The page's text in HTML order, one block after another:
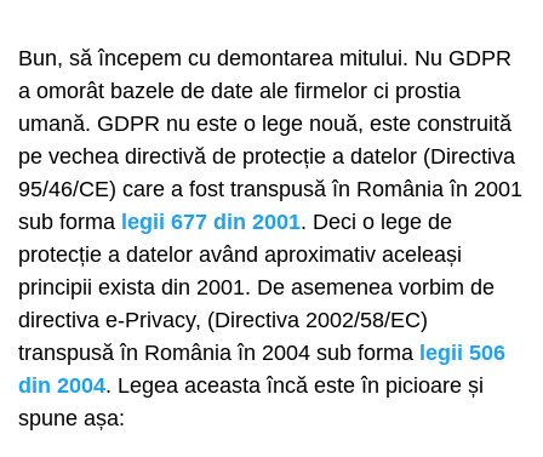
Bun, să începem cu demontarea mitului. Nu GDPR
a omorât bazele de date ale firmelor ci prostia
umană. GDPR nu este o lege nouă, este construită
pe vechea directivă de protecție a datelor (Directiva
95/46/CE) care a fost transpusă în România în 2001
sub forma legii 677 din 2001. Deci o lege de
protecție a datelor având aproximativ aceleași
principii exista din 2001. De asemenea vorbim de
directiva e-Privacy, (Directiva 2002/58/EC)
transpusă în România în 2004 sub forma legii 506
din 2004. Legea aceasta încă este în picioare și
spune așa: